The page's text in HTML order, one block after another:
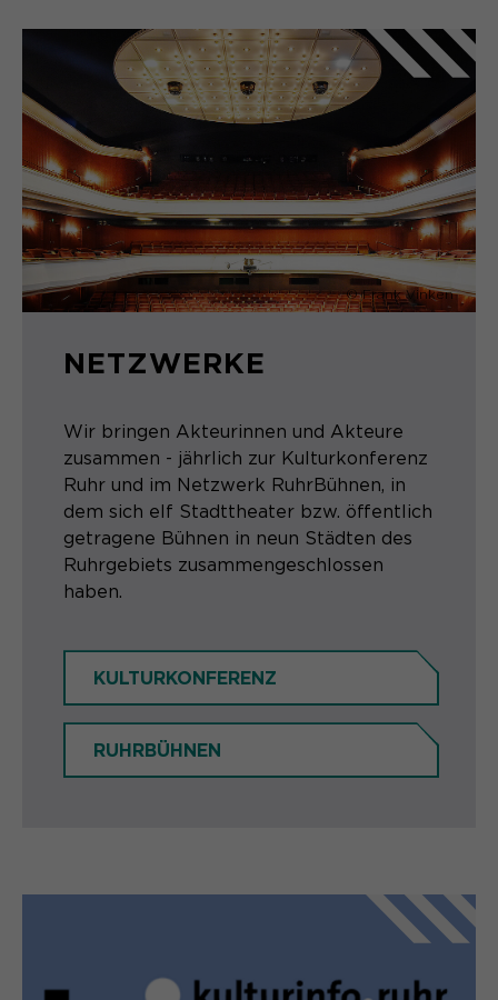
NETZWERKE
Wir bringen Akteurinnen und Akteure
zusammen - jährlich zur Kulturkonferenz
Ruhr und im Netzwerk RuhrBühnen, in
dem sich elf Stadttheater bzw. öffentlich
getragene Bühnen in neun Städten des
Ruhrgebiets zusammengeschlossen
haben.
KULTURKONFERENZ
RUHRBÜHNEN
© Frank Vinken